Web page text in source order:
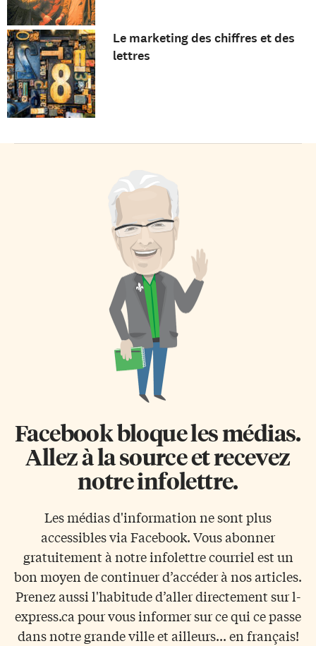
Le marketing des chiffres et des
lettres
Facebook bloque les médias.
Allez à la source et recevez
notre infolettre.
Les médias d'information ne sont plus
accessibles via Facebook. Vous abonner
gratuitement à notre infolettre courriel est un
bon moyen de continuer d’accéder à nos articles.
Prenez aussi l'habitude d’aller directement sur l-
express.ca pour vous informer sur ce qui ce passe
dans notre grande ville et ailleurs... en français!